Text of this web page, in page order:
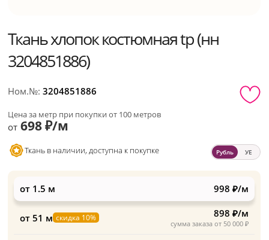
Ткань хлопок костюмная tp (нн
3204851886)
Ном.№:3204851886
Цена за метр при покупки от 100 метров
от 698 ₽/м
Ткань в наличии, доступна к покупке Рубль УЕ
от 1.5 м 998 ₽/м
от 51 м скидка 10%
сумма заказа от 50 000 ₽
898 ₽/м